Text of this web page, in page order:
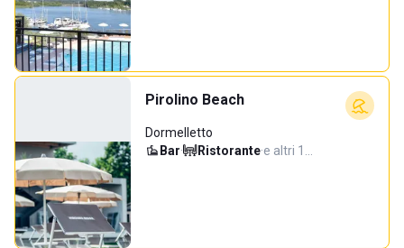
Pirolino Beach
Dormelletto
Bar· Ristorante·e altri 1…